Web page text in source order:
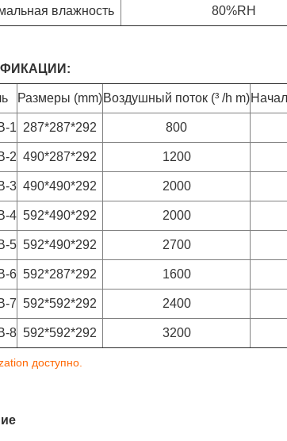
влажность 80%RH
Размеры (mm)Воздушный поток (³ /h m)
1 287*287*292 800
2 490*287*292 1200
3 490*490*292 2000
4 592*490*292 2000
5 592*490*292 2700
6 592*287*292 1600
7 592*592*292 2400
8 592*592*292 3200
доступно.